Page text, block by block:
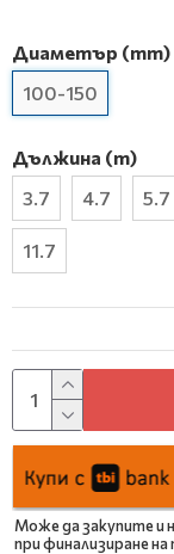
Диаметър (mm)
100-150
Дължина (m)
3.7
4.7 5.7
11.7
Може да закупите и
при финализиране